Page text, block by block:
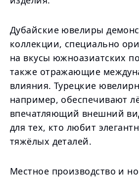
Дубайские ювелиры
коллекции, специально
на вкусы южноазиатских
также отражающие
влияния. Турецкие
например, обеспечивают
впечатляющий внешний
для тех, кто любит
тяжёлых деталей.
Местное производство и